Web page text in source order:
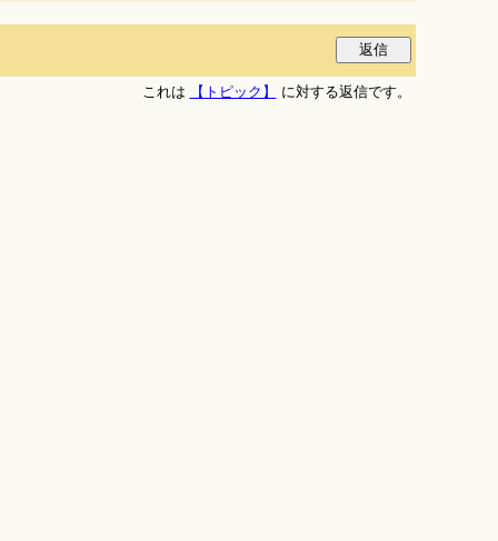
これは 【トピック】 に対する返信です。